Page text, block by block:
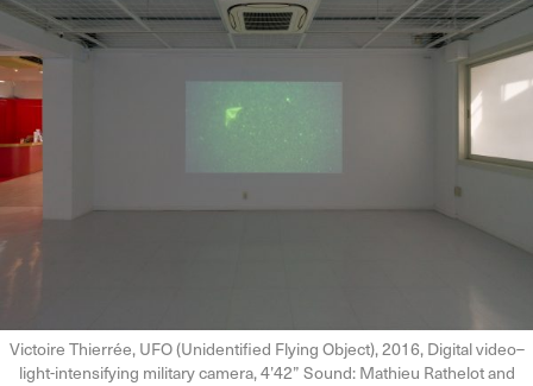
Victoire Thierrée, UFO (Unidentified Flying Object), 2016, Digital video–
light-intensifying military camera, 4’42” Sound: Mathieu Rathelot and